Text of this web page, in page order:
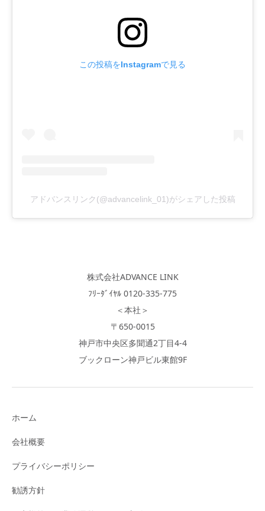
この投稿をInstagramで見る
アドバンスリンク(@advancelink_01)がシェアした投稿
株式会社ADVANCE LINK
ﾌﾘｰﾀﾞｲﾔﾙ 0120-335-775
＜本社＞
〒650-0015
神戸市中央区多聞通2丁目4-4
ブックローン神戸ビル東館9F
ホーム
会社概要
プライバシーポリシー
勧誘方針